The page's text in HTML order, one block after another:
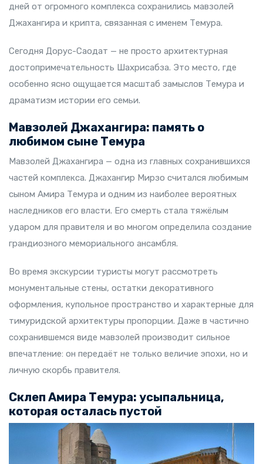
дней от огромного комплекса сохранились мавзолей
Джахангира и крипта, связанная с именем Темура.
Сегодня Дорус-Саодат — не просто архитектурная
достопримечательность Шахрисабза. Это место, где
особенно ясно ощущается масштаб замыслов Темура и
драматизм истории его семьи.
Мавзолей Джахангира: память о
любимом сыне Темура
Мавзолей Джахангира — одна из главных сохранившихся
частей комплекса. Джахангир Мирзо считался любимым
сыном Амира Темура и одним из наиболее вероятных
наследников его власти. Его смерть стала тяжёлым
ударом для правителя и во многом определила создание
грандиозного мемориального ансамбля.
Во время экскурсии туристы могут рассмотреть
монументальные стены, остатки декоративного
оформления, купольное пространство и характерные для
тимуридской архитектуры пропорции. Даже в частично
сохранившемся виде мавзолей производит сильное
впечатление: он передаёт не только величие эпохи, но и
личную скорбь правителя.
Склеп Амира Темура: усыпальница,
которая осталась пустой